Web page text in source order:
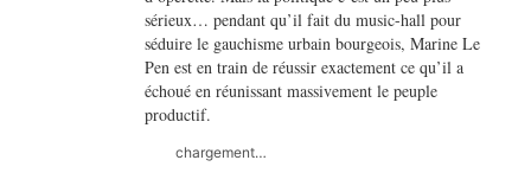
sérieux… pendant qu’il fait du music-hall pour
séduire le gauchisme urbain bourgeois, Marine Le
Pen est en train de réussir exactement ce qu’il a
échoué en réunissant massivement le peuple
productif.
chargement…